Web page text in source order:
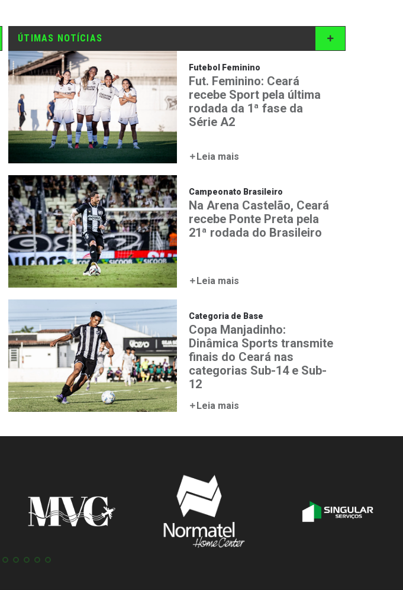
ÚTIMAS NOTÍCIAS
Futebol Feminino
Fut. Feminino: Ceará
recebe Sport pela última
rodada da 1ª fase da
Série A2
Leia mais
Campeonato Brasileiro
Na Arena Castelão, Ceará
recebe Ponte Preta pela
21ª rodada do Brasileiro
Leia mais
Categoria de Base
Copa Manjadinho:
Dinâmica Sports transmite
finais do Ceará nas
categorias Sub-14 e Sub-
12
Leia mais